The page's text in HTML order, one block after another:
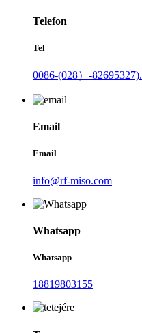
Telefon
Tel
0086-(028）-82695327).
Email
Email
info@rf-miso.com
Whatsapp
Whatsapp
18819803155